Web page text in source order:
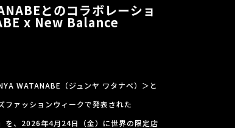
とのコラボレーショ
x New Balance
WATANABE（ジュンヤ ワタナベ）＞と
ァッションウィークで発表された
、2026年4月24日（金）に世界の限定店